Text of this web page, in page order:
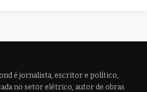
é jornalista, escritor e político,
no setor elétrico, autor de obras